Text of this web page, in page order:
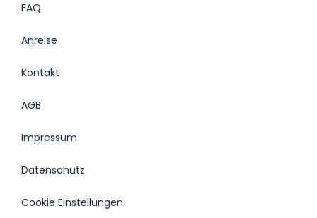
FAQ
Anreise
Kontakt
AGB
Impressum
Datenschutz
Cookie Einstellungen